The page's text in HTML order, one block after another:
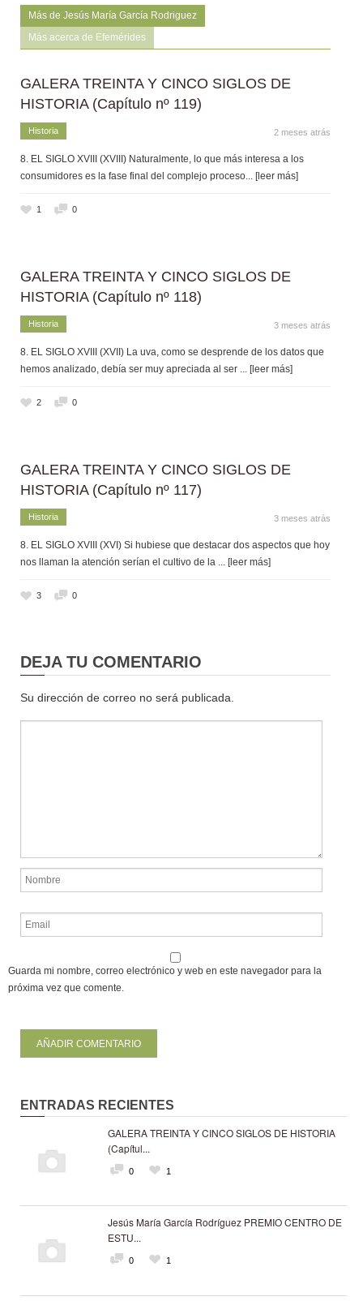
Más de Jesús María García Rodriguez
Más acerca de Efemérides
GALERA TREINTA Y CINCO SIGLOS DE
HISTORIA (Capítulo nº 119)
Historia 2 meses atrás
8. EL SIGLO XVIII (XVIII) Naturalmente, lo que más interesa a los
consumidores es la fase final del complejo proceso... [leer más]
1 0
GALERA TREINTA Y CINCO SIGLOS DE
HISTORIA (Capítulo nº 118)
Historia 3 meses atrás
8. EL SIGLO XVIII (XVII) La uva, como se desprende de los datos que
hemos analizado, debía ser muy apreciada al ser ... [leer más]
2 0
GALERA TREINTA Y CINCO SIGLOS DE
HISTORIA (Capítulo nº 117)
Historia 3 meses atrás
8. EL SIGLO XVIII (XVI) Si hubiese que destacar dos aspectos que hoy
nos llaman la atención serían el cultivo de la ... [leer más]
3 0
DEJA TU COMENTARIO
Su dirección de correo no será publicada.
Guarda mi nombre, correo electrónico y web en este navegador para la
próxima vez que comente.
ENTRADAS RECIENTES
GALERA TREINTA Y CINCO SIGLOS DE HISTORIA
(Capítul...
0 1
Jesús María García Rodríguez PREMIO CENTRO DE
ESTU...
0 1